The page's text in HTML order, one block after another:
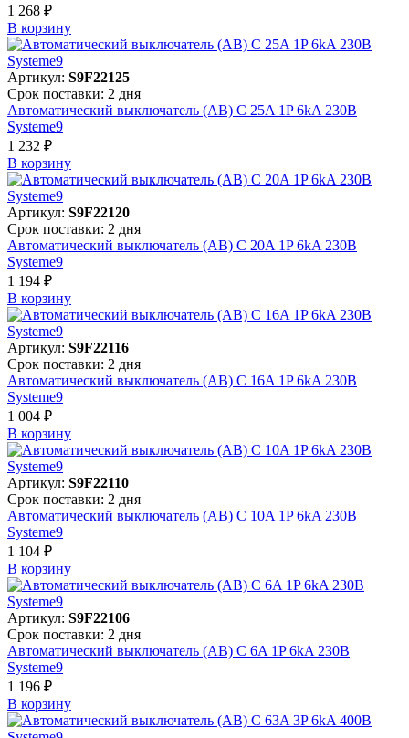
1 268 ₽
В корзинy
Артикул: S9F22125
Срок поставки: 2 дня
Автоматический выключатель (АВ) C 25A 1P 6kA 230В
Systeme9
1 232 ₽
В корзинy
Артикул: S9F22120
Срок поставки: 2 дня
Автоматический выключатель (АВ) C 20A 1P 6kA 230В
Systeme9
1 194 ₽
В корзинy
Артикул: S9F22116
Срок поставки: 2 дня
Автоматический выключатель (АВ) C 16A 1P 6kA 230В
Systeme9
1 004 ₽
В корзинy
Артикул: S9F22110
Срок поставки: 2 дня
Автоматический выключатель (АВ) C 10A 1P 6kA 230В
Systeme9
1 104 ₽
В корзинy
Артикул: S9F22106
Срок поставки: 2 дня
Автоматический выключатель (АВ) C 6A 1P 6kA 230В
Systeme9
1 196 ₽
В корзинy